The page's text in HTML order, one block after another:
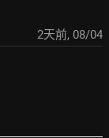
2天前, 08/04